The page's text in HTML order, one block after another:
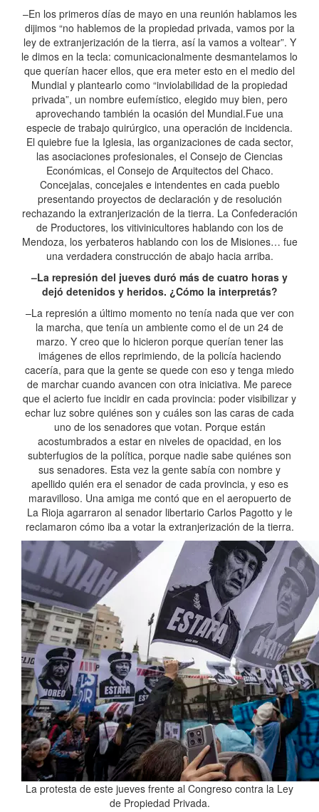
–En los primeros días de mayo en una reunión hablamos les
dijimos “no hablemos de la propiedad privada, vamos por la
ley de extranjerización de la tierra, así la vamos a voltear”. Y
le dimos en la tecla: comunicacionalmente desmantelamos lo
que querían hacer ellos, que era meter esto en el medio del
Mundial y plantearlo como “inviolabilidad de la propiedad
privada”, un nombre eufemístico, elegido muy bien, pero
aprovechando también la ocasión del Mundial.Fue una
especie de trabajo quirúrgico, una operación de incidencia.
El quiebre fue la Iglesia, las organizaciones de cada sector,
las asociaciones profesionales, el Consejo de Ciencias
Económicas, el Consejo de Arquitectos del Chaco.
Concejalas, concejales e intendentes en cada pueblo
presentando proyectos de declaración y de resolución
rechazando la extranjerización de la tierra. La Confederación
de Productores, los vitivinicultores hablando con los de
Mendoza, los yerbateros hablando con los de Misiones… fue
una verdadera construcción de abajo hacia arriba.
–La represión del jueves duró más de cuatro horas y
dejó detenidos y heridos. ¿Cómo la interpretás?
–La represión a último momento no tenía nada que ver con
la marcha, que tenía un ambiente como el de un 24 de
marzo. Y creo que lo hicieron porque querían tener las
imágenes de ellos reprimiendo, de la policía haciendo
cacería, para que la gente se quede con eso y tenga miedo
de marchar cuando avancen con otra iniciativa. Me parece
que el acierto fue incidir en cada provincia: poder visibilizar y
echar luz sobre quiénes son y cuáles son las caras de cada
uno de los senadores que votan. Porque están
acostumbrados a estar en niveles de opacidad, en los
subterfugios de la política, porque nadie sabe quiénes son
sus senadores. Esta vez la gente sabía con nombre y
apellido quién era el senador de cada provincia, y eso es
maravilloso. Una amiga me contó que en el aeropuerto de
La Rioja agarraron al senador libertario Carlos Pagotto y le
reclamaron cómo iba a votar la extranjerización de la tierra.
La protesta de este jueves frente al Congreso contra la Ley
de Propiedad Privada.